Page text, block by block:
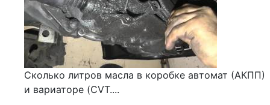
Сколько литров масла в коробке автомат (АКПП)
и вариаторе (CVT....